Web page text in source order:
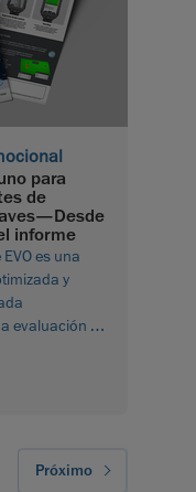
para
de
informe
es una
y
evaluación 3D
en
Próximo